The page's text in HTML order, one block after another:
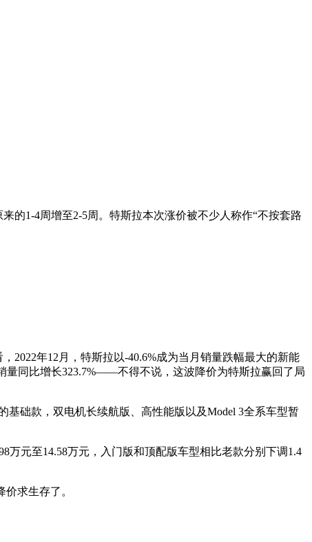
的1-4周增至2-5周。特斯拉本次涨价被不少人称作“不按套路
年12月，特斯拉以-40.6%成为当月销量跌幅最大的新能
量同比增长323.7%——不得不说，这波降价为特斯拉赢回了局
础款，双电机长续航版、高性能版以及Model 3全系车型暂
元至14.58万元，入门版和顶配版车型相比老款分别下调1.4
求生存了。